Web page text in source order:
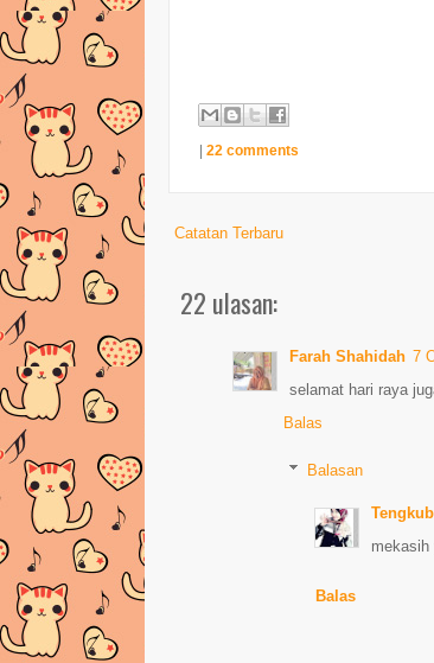
| 22 comments
Catatan Terbaru
22 ulasan:
Farah Shahidah 7
selamat hari raya
Balas
Balasan
mekasih
Balas